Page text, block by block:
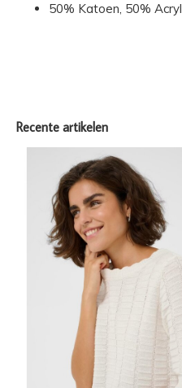
50% Katoen, 50% Acryl
Recente artikelen